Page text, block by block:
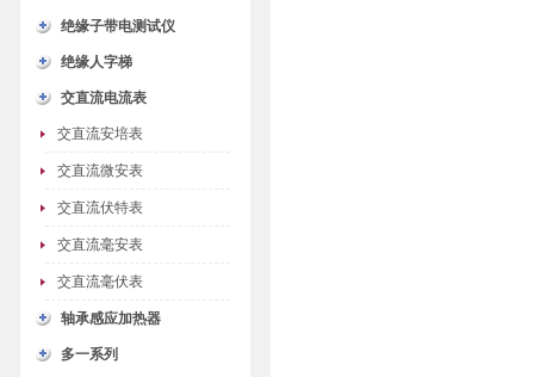
绝缘子带电测试仪
绝缘人字梯
交直流电流表
交直流安培表
交直流微安表
交直流伏特表
交直流毫安表
交直流毫伏表
轴承感应加热器
多一系列